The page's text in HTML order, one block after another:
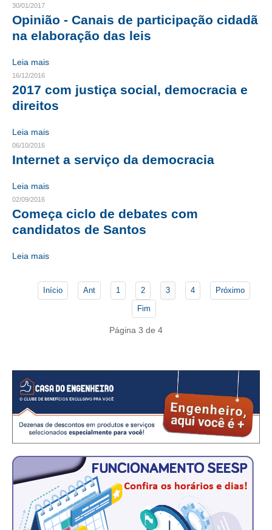
CONTATO
ENGENHEIRO EMPREENDEDOR
SEESP EDUCAÇÃO
BENEFÍCIOS
CONVÊNIOS
PLANO DE SAÚDE
CAMPANHAS SALARIAIS
NOTÍCIAS
CONTEÚDO ESPECIAL
JORNAL DO ENGENHEIRO
AGENDA
SEESP NOTÍCIAS
NOTÍCIAS NO WHATSAPP
FOTOS
30/01/2017
Opinião - Canais de participação cidadã
na elaboração das leis
Leia mais
16/12/2016
2017 com justiça social, democracia e
direitos
Leia mais
06/10/2016
Internet a serviço da democracia
Leia mais
02/09/2016
Começa ciclo de debates com
candidatos de Santos
Leia mais
Início Ant 1 2 3 4
Próximo
Fim
Página 3 de 4